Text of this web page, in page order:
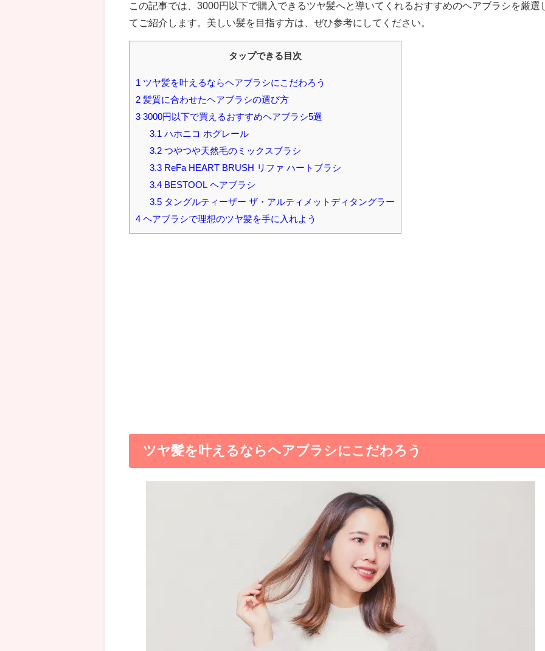
この記事では、3000円以下で購入できるツヤ髪へと導いてくれるおすすめのヘアブラシを厳選
てご紹介します。美しい髪を目指す方は、ぜひ参考にしてください。
タップできる目次
1 ツヤ髪を叶えるならヘアブラシにこだわろう
2 髪質に合わせたヘアブラシの選び方
3 3000円以下で買えるおすすめヘアブラシ5選
3.1 ハホニコ ホグレール
3.2 つやつや天然毛のミックスブラシ
3.3 ReFa HEART BRUSH リファ ハートブラシ
3.4 BESTOOL ヘアブラシ
3.5 タングルティーザー ザ・アルティメットディタングラー
4 ヘアブラシで理想のツヤ髪を手に入れよう
ツヤ髪を叶えるならヘアブラシにこだわろう